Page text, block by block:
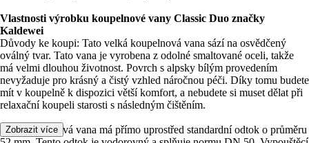
Vlastnosti výrobku koupelnové vany Classic Duo značky
Kaldewei
Důvody ke koupi: Tato velká koupelnová vana sází na osvědčený
oválný tvar. Tato vana je vyrobena z odolné smaltované oceli, takže
má velmi dlouhou životnost. Povrch s alpsky bílým provedením
nevyžaduje pro krásný a čistý vzhled náročnou péči. Díky tomu budete
mít v koupelně k dispozici větší komfort, a nebudete si muset dělat při
relaxační koupeli starosti s následným čištěním.
Tato koupelnová vana má přímo uprostřed standardní odtok o průměru
Zobrazit více